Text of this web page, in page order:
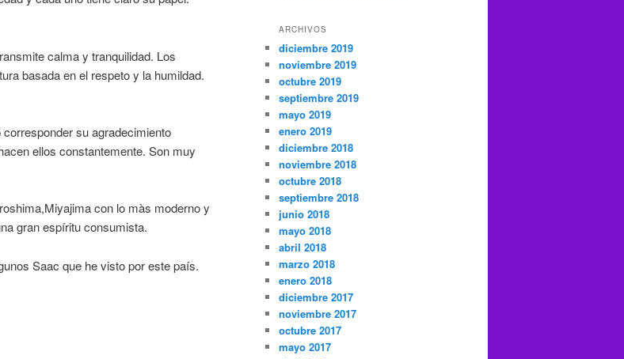
calma y tranquilidad. Los
basada en el respeto y la humildad.
su agradecimiento
ellos constantemente. Son muy
con lo màs moderno y
gran espíritu consumista.
Saac que he visto por este país.
ARCHIVOS
diciembre 2019
noviembre 2019
octubre 2019
septiembre 2019
mayo 2019
enero 2019
diciembre 2018
noviembre 2018
octubre 2018
septiembre 2018
junio 2018
mayo 2018
abril 2018
marzo 2018
enero 2018
diciembre 2017
noviembre 2017
octubre 2017
mayo 2017